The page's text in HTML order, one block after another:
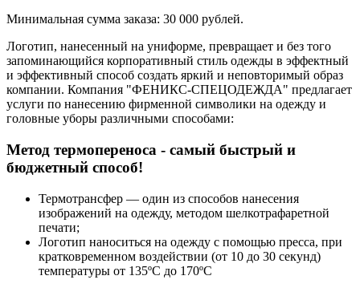
Минимальная сумма заказа: 30 000 рублей.
Логотип, нанесенный на униформе, превращает и без того
запоминающийся корпоративный стиль одежды в эффектный
и эффективный способ создать яркий и неповторимый образ
компании. Компания "ФЕНИКС-СПЕЦОДЕЖДА" предлагает
услуги по нанесению фирменной символики на одежду и
головные уборы различными способами:
Метод термопереноса - самый быстрый и
бюджетный способ!
Термотрансфер — один из способов нанесения
изображений на одежду, методом шелкотрафаретной
печати;
Логотип наноситься на одежду с помощью пресса, при
кратковременном воздействии (от 10 до 30 секунд)
температуры от 135ºС до 170ºС